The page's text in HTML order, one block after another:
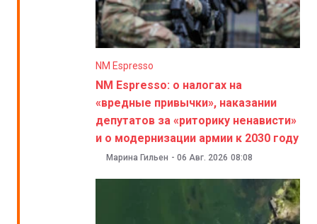
NM Espresso
NM Espresso: о налогах на
«вредные привычки», наказании
депутатов за «риторику ненависти»
и о модернизации армии к 2030 году
Марина Гильен - 06 Авг. 2026 08:08